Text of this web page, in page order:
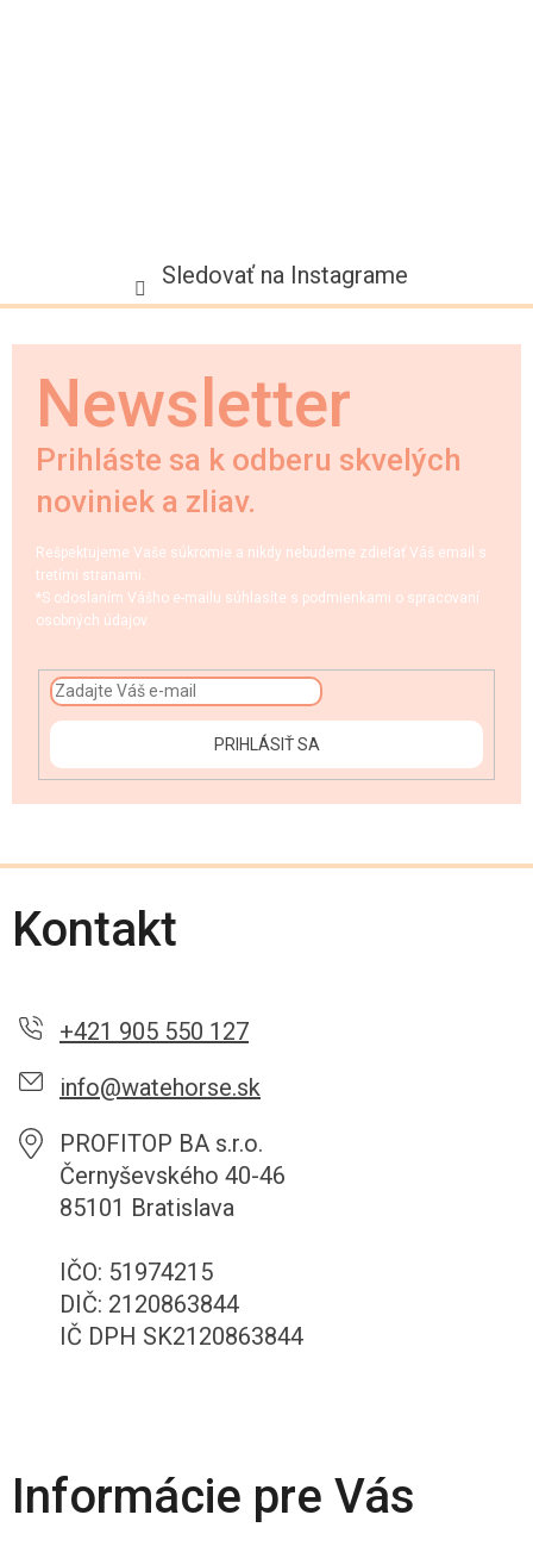
Sledovať na Instagrame
Newsletter
Prihláste sa k odberu skvelých
noviniek a zliav.
Rešpektujeme Vaše súkromie a nikdy nebudeme zdieľať Váš email s
tretími stranami.
*S odoslaním Vášho e-mailu súhlasíte s podmienkami o spracovaní
osobných údajov.
PRIHLÁSIŤ SA
Kontakt
+421 905 550 127
info@watehorse.sk
PROFITOP BA s.r.o.
Černyševského 40-46
85101 Bratislava
IČO: 51974215
DIČ: 2120863844
IČ DPH SK2120863844
Informácie pre Vás